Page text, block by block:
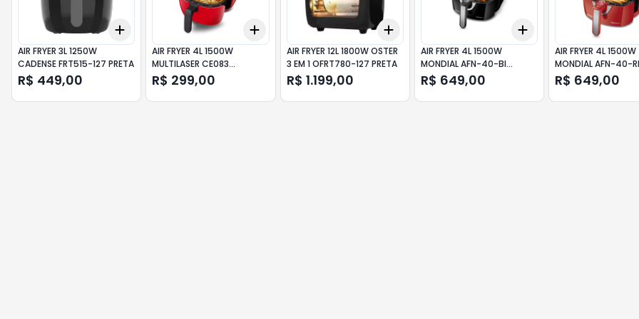
+10
Add
AIR FRYER 3L 1250W
CADENSE FRT515-127 PRETA
R$ 449,00
+10
Add
AIR FRYER 4L 1500W
MULTILASER CE083
VERMELHA
R$ 299,00
10
Add
AIR FRYER 12L 1800W OSTER
3 EM 1 OFRT780-127 PRETA
R$ 1.199,00
10
Add
AIR FRYER 4L 1500W
MONDIAL AFN-40-BI
PRETA/INOX
R$ 649,00
AIR FRYER 4L 1500W
MONDIAL AFN-40-
VERMELHA/INOX
R$ 649,00